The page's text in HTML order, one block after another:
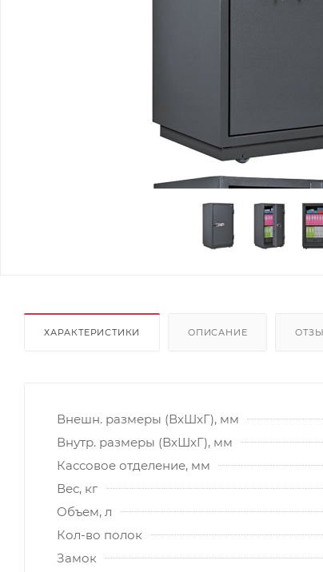
ХАРАКТЕРИСТИКИ ОПИСАНИЕ
Внешн. размеры (ВxШxГ), мм
Внутр. размеры (ВxШxГ), мм
Кассовое отделение, мм
Вес, кг
Объем, л
Кол-во полок
Замок